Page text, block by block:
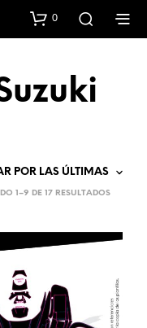
0
1–9 DE 17 RESULTADOSSORTED
LATEST